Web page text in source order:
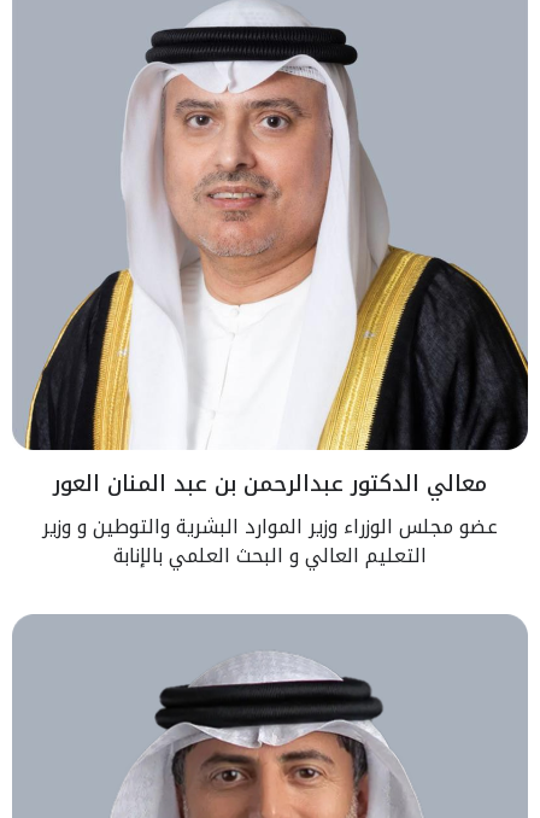
معالي الدكتور عبدالرحمن بن عبد المنان العور
عضو مجلس الوزراء وزير الموارد البشرية والتوطين و وزير
التعليم العالي و البحث العلمي بالإنابة